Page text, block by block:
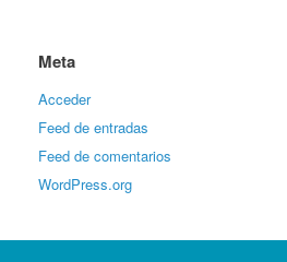
Meta
Acceder
Feed de entradas
Feed de comentarios
WordPress.org